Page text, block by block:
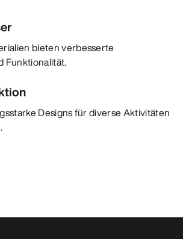
bieten verbesserte
Funktionalität.
Designs für diverse Aktivitäten